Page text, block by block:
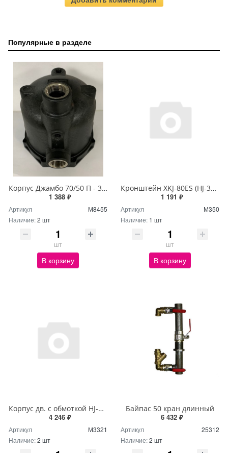
Популярные в разделе
Корпус Джамбо 70/50 П - 3/8"х2+1/4" (КОМФОРТ)
1 388 ₽
Артикул
М8455
Наличие:2 шт
шт
В корзину
Кронштейн XKJ-80ES (HJ-370W) RAL 5012
1 191 ₽
Артикул
М350
Наличие: 1 шт
шт
В корзину
Корпус дв. с обмоткой HJ-750W RAL 5012
4 246 ₽
Артикул
М3321
Наличие:2 шт
Байпас 50 кран длинный
6 432 ₽
Артикул
25312
Наличие:2 шт